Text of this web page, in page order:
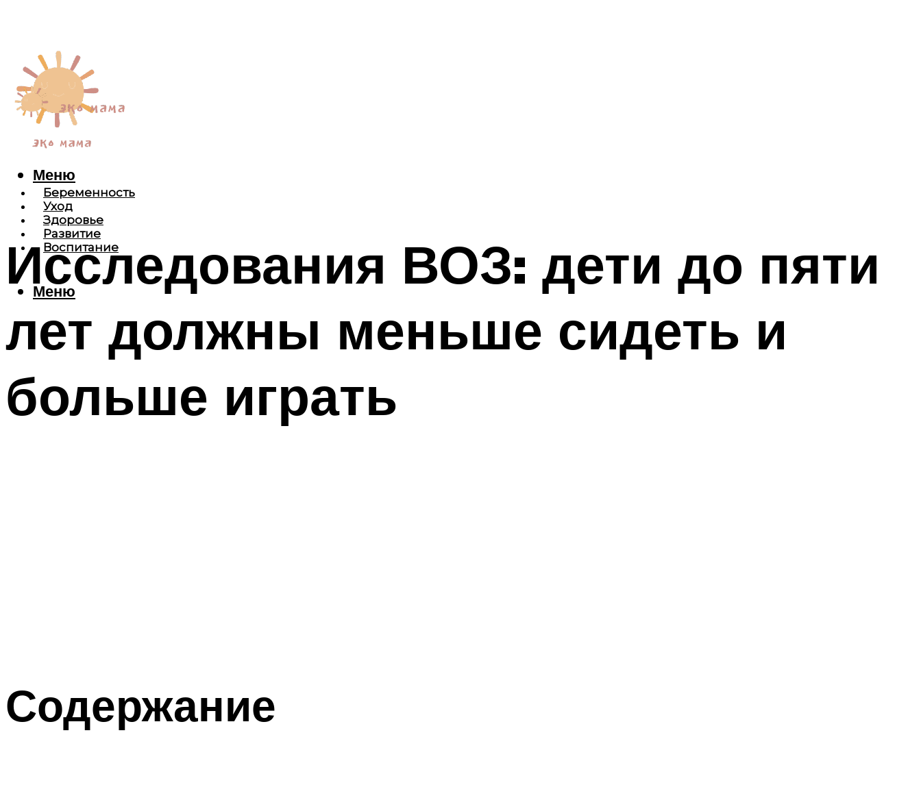
Беременность
Уход
Здоровье
Развитие
Воспитание
Меню
Меню
Исследования ВОЗ: дети до пяти
лет должны меньше сидеть и
больше играть
Содержание